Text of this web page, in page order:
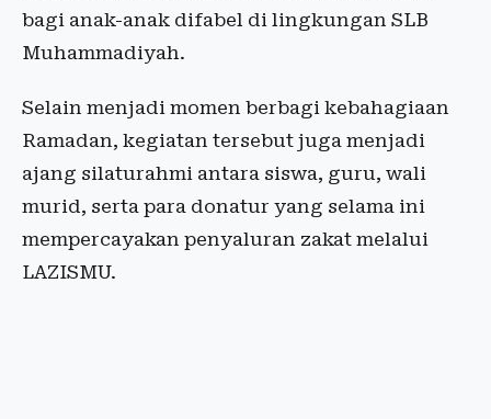
bagi anak-anak difabel di lingkungan SLB
Muhammadiyah.
Selain menjadi momen berbagi kebahagiaan
Ramadan, kegiatan tersebut juga menjadi
ajang silaturahmi antara siswa, guru, wali
murid, serta para donatur yang selama ini
mempercayakan penyaluran zakat melalui
LAZISMU.